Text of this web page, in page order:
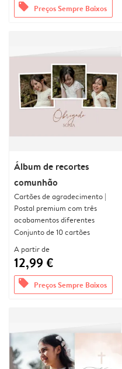
offers Preços Sempre Baixos
Álbum de recortes
comunhão
Cartões de agradecimento |
Postal premium com três
acabamentos diferentes
Conjunto de 10 cartões
A partir de
12,99 €
offers Preços Sempre Baixos